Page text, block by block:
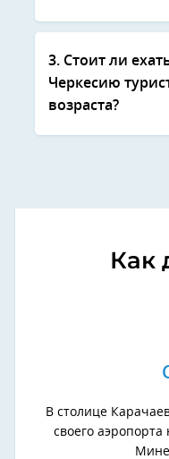
3. Стоит ли
Черкесию
возраста?
Как
В столице
своего